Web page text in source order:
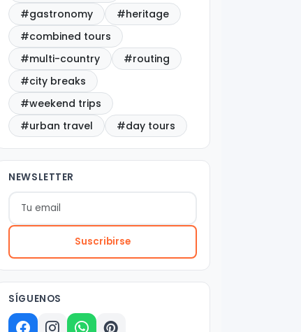
#gastronomy
#heritage
#combined tours
#multi-country
#routing
#city breaks
#weekend trips
#urban travel
#day tours
NEWSLETTER
Suscribirse
SÍGUENOS